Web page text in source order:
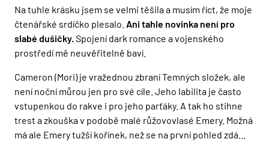
Na tuhle krásku jsem se velmi těšila a musím říct, že moje
čtenářské srdíčko plesalo. Ani tahle novinka není pro
slabé dušičky.Spojení dark romance a vojenského
prostředí mě neuvěřitelně baví.
Cameron (Mori) je vražednou zbraní Temných složek, ale
není noční můrou jen pro své cíle. Jeho labilita je často
vstupenkou do rakve i pro jeho parťáky. A tak ho stihne
trest a zkouška v podobě malé růžovovlasé Emery. Možná
má ale Emery tužší kořínek, než se na první pohled zdá...